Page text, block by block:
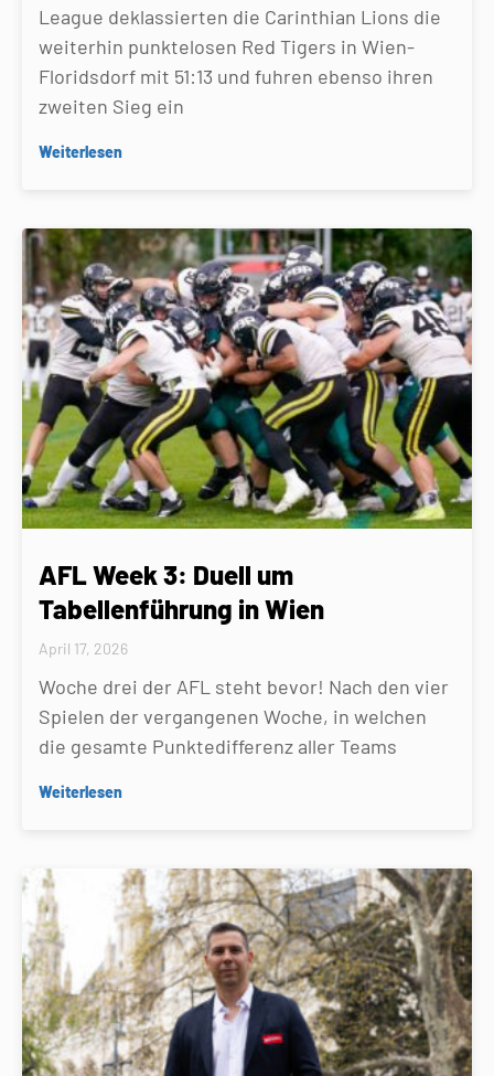
League deklassierten die Carinthian Lions die
weiterhin punktelosen Red Tigers in Wien-
Floridsdorf mit 51:13 und fuhren ebenso ihren
zweiten Sieg ein
Weiterlesen
AFL Week 3: Duell um
Tabellenführung in Wien
April 17, 2026
Woche drei der AFL steht bevor! Nach den vier
Spielen der vergangenen Woche, in welchen
die gesamte Punktedifferenz aller Teams
Weiterlesen